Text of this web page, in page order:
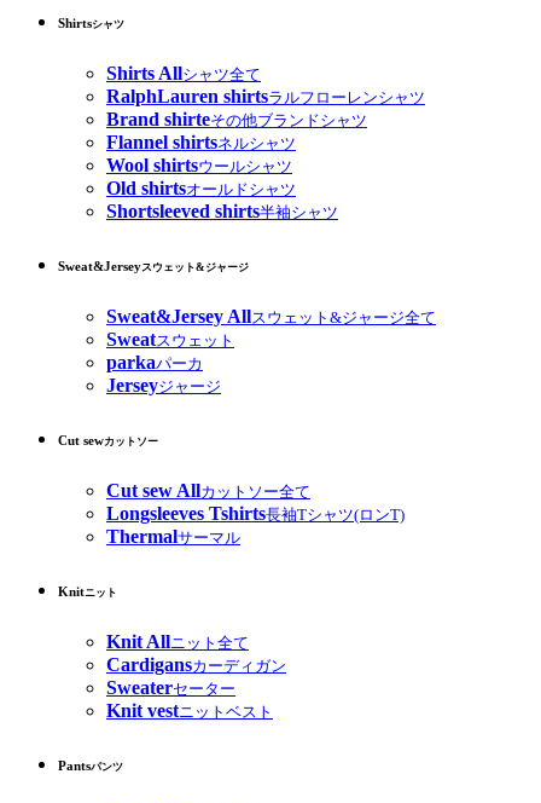
Shirtsシャツ
Shirts Allシャツ全て
RalphLauren shirtsラルフローレンシャツ
Brand shirteその他ブランドシャツ
Flannel shirtsネルシャツ
Wool shirtsウールシャツ
Old shirtsオールドシャツ
Shortsleeved shirts半袖シャツ
Sweat&Jerseyスウェット&ジャージ
Sweat&Jersey Allスウェット&ジャージ全て
Sweatスウェット
parkaパーカ
Jerseyジャージ
Cut sewカットソー
Cut sew Allカットソー全て
Longsleeves Tshirts長袖Tシャツ(ロンT)
Thermalサーマル
Knitニット
Knit Allニット全て
Cardigansカーディガン
Sweaterセーター
Knit vestニットベスト
Pantsパンツ